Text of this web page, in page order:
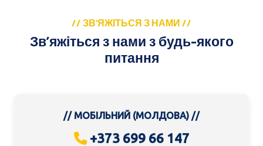
// ЗВ’ЯЖІТЬСЯ З НАМИ //
Зв’яжіться з нами з будь-якого
питання
// МОБІЛЬНИЙ (МОЛДОВА) //
+373 699 66 147